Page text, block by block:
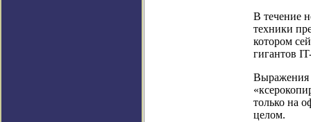
В течение
техники
котором
гигантов
Выражения
только на
целом.